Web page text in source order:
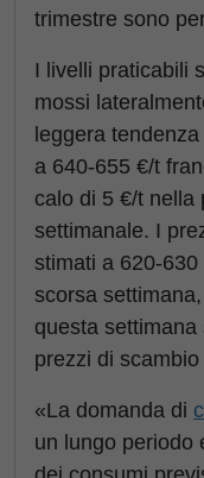
trimestre sono
I livelli praticabili
mossi
leggera
a 640-655 €/t
calo di 5 €/t nella
settimanale. I
stimati a 620-
scorsa
questa
prezzi di
«La domanda di
un lungo periodo